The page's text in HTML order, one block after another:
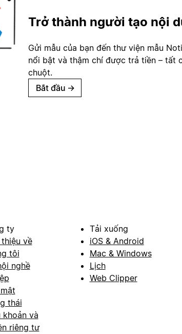
Trở thành người tạo nội
Gửi mẫu của bạn đến thư viện mẫu
nổi bật và thậm chí được trả tiền – tất
chuột.
Bắt đầu →
ty
về
tôi
nghề
thái
và
riêng tư
Tải xuống
iOS & Android
Mac & Windows
Lịch
Web Clipper